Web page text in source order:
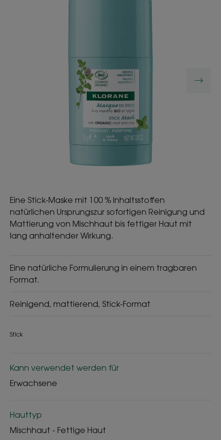
Eine Stick-Maske mit 100 % Inhaltsstoffen
natürlichen Ursprungszur sofortigen Reinigung und
Mattierung von Mischhaut bis fettiger Haut mit
lang anhaltender Wirkung.
Eine natürliche Formulierung in einem tragbaren
Format.
Reinigend, mattierend, Stick-Format
Stick
Kann verwendet werden für
Erwachsene
Hauttyp
Mischhaut - Fettige Haut